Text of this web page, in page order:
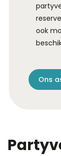
ook
Ons